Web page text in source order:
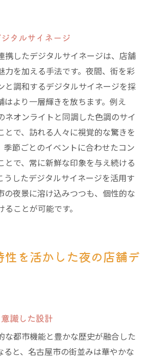
タルサイネージ
携したデジタルサイネージは、店舗
力を加える手法です。夜間、街を彩
と調和するデジタルサイネージを採
はより一層輝きを放ちます。例え
ネオンライトと同調した色調のサイ
とで、訪れる人々に視覚的な驚きを
季節ごとのイベントに合わせたコン
とで、常に新鮮な印象を与え続ける
うしたデジタルサイネージを活用す
の夜景に溶け込みつつも、個性的な
ことが可能です。
性を活かした夜の店舗デ
識した設計
な都市機能と豊かな歴史が融合した
ると、名古屋市の街並みは華やかな